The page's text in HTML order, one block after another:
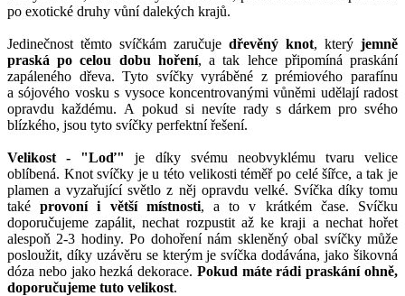
po exotické druhy vůní dalekých krajů.
Jedinečnost těmto svíčkám zaručuje dřevěný knot, který jemně
praská po celou dobu hoření, a tak lehce připomíná praskání
zapáleného dřeva. Tyto svíčky vyráběné z prémiového parafínu
a sójového vosku s vysoce koncentrovanými vůněmi udělají radost
opravdu každému. A pokud si nevíte rady s dárkem pro svého
blízkého, jsou tyto svíčky perfektní řešení.
Velikost - "Loď"
je díky svému neobvyklému tvaru velice
oblíbená. Knot svíčky je u této velikosti téměř po celé šířce, a tak je
plamen a vyzařující světlo z něj opravdu velké. Svíčka díky tomu
taképrovoní i větší místnosti, a to v krátkém čase. Svíčku
doporučujeme zapálit, nechat rozpustit až ke kraji a nechat hořet
alespoň 2-3 hodiny. Po dohoření nám skleněný obal svíčky může
posloužit, díky uzávěru se kterým je svíčka dodávána, jako šikovná
dóza nebo jako hezká dekorace. Pokud máte rádi praskání ohně,
doporučujeme tuto velikost.